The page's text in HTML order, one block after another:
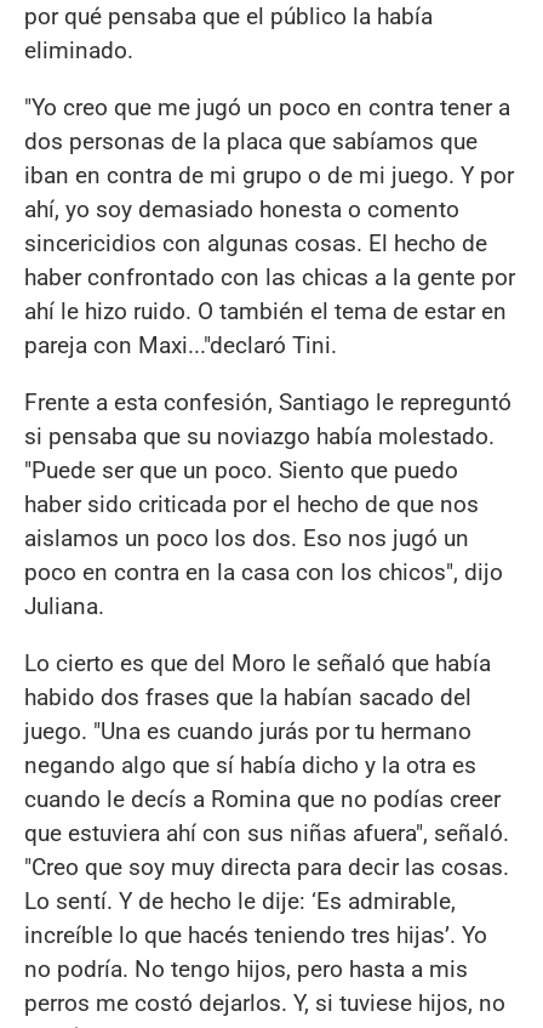
por qué pensaba que el público la había
eliminado.
"Yo creo que me jugó un poco en contra tener a
dos personas de la placa que sabíamos que
iban en contra de mi grupo o de mi juego. Y por
ahí, yo soy demasiado honesta o comento
sincericidios con algunas cosas. El hecho de
haber confrontado con las chicas a la gente por
ahí le hizo ruido. O también el tema de estar en
pareja con Maxi..."declaró Tini.
Frente a esta confesión, Santiago le repreguntó
si pensaba que su noviazgo había molestado.
"Puede ser que un poco. Siento que puedo
haber sido criticada por el hecho de que nos
aislamos un poco los dos. Eso nos jugó un
poco en contra en la casa con los chicos", dijo
Juliana.
Lo cierto es que del Moro le señaló que había
habido dos frases que la habían sacado del
juego. "Una es cuando jurás por tu hermano
negando algo que sí había dicho y la otra es
cuando le decís a Romina que no podías creer
que estuviera ahí con sus niñas afuera", señaló.
"Creo que soy muy directa para decir las cosas.
Lo sentí. Y de hecho le dije: ‘Es admirable,
increíble lo que hacés teniendo tres hijas’. Yo
no podría. No tengo hijos, pero hasta a mis
perros me costó dejarlos. Y, si tuviese hijos, no